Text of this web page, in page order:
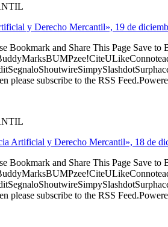
y Derecho Mercantil», 19 de
Bookmark and Share This Page Save to
subscribe to the RSS
Artificial y Derecho Mercantil», 18 de
Bookmark and Share This Page Save to
subscribe to the RSS